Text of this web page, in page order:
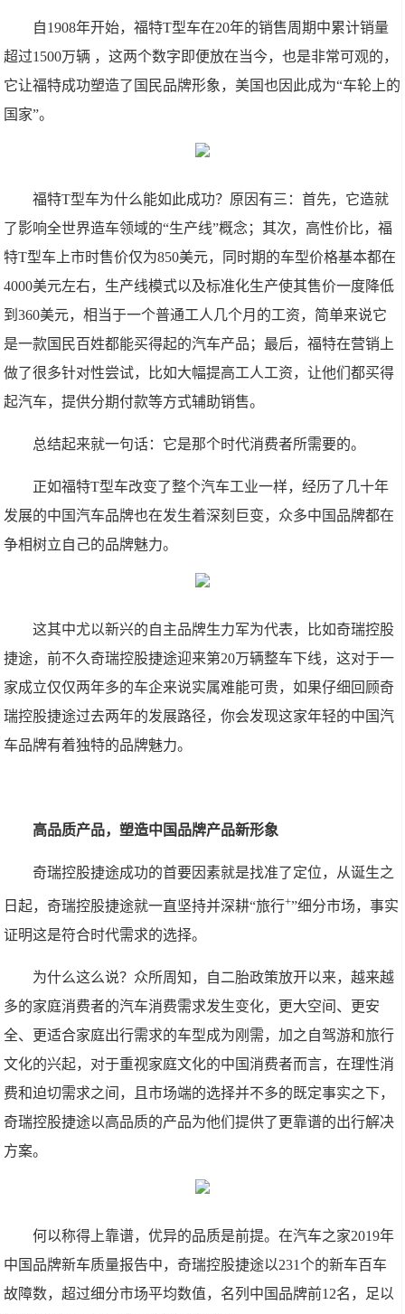
自1908年开始，福特T型车在20年的销售周期中累计销量
超过1500万辆 ，这两个数字即便放在当今，也是非常可观的，
它让福特成功塑造了国民品牌形象，美国也因此成为“车轮上的
国家”。
福特T型车为什么能如此成功？原因有三：首先，它造就
了影响全世界造车领域的“生产线”概念；其次，高性价比，福
特T型车上市时售价仅为850美元，同时期的车型价格基本都在
4000美元左右，生产线模式以及标准化生产使其售价一度降低
到360美元，相当于一个普通工人几个月的工资，简单来说它
是一款国民百姓都能买得起的汽车产品；最后，福特在营销上
做了很多针对性尝试，比如大幅提高工人工资，让他们都买得
起汽车，提供分期付款等方式辅助销售。
总结起来就一句话：它是那个时代消费者所需要的。
正如福特T型车改变了整个汽车工业一样，经历了几十年
发展的中国汽车品牌也在发生着深刻巨变，众多中国品牌都在
争相树立自己的品牌魅力。
这其中尤以新兴的自主品牌生力军为代表，比如奇瑞控股
捷途，前不久奇瑞控股捷途迎来第20万辆整车下线，这对于一
家成立仅仅两年多的车企来说实属难能可贵，如果仔细回顾奇
瑞控股捷途过去两年的发展路径，你会发现这家年轻的中国汽
车品牌有着独特的品牌魅力。
高品质产品，塑造中国品牌产品新形象
奇瑞控股捷途成功的首要因素就是找准了定位，从诞生之
日起，奇瑞控股捷途就一直坚持并深耕“旅行+”细分市场，事实
证明这是符合时代需求的选择。
为什么这么说？众所周知，自二胎政策放开以来，越来越
多的家庭消费者的汽车消费需求发生变化，更大空间、更安
全、更适合家庭出行需求的车型成为刚需，加之自驾游和旅行
文化的兴起，对于重视家庭文化的中国消费者而言，在理性消
费和迫切需求之间，且市场端的选择并不多的既定事实之下，
奇瑞控股捷途以高品质的产品为他们提供了更靠谱的出行解决
方案。
何以称得上靠谱，优异的品质是前提。在汽车之家2019年
中国品牌新车质量报告中，奇瑞控股捷途以231个的新车百车
故障数，超过细分市场平均数值，名列中国品牌前12名，足以